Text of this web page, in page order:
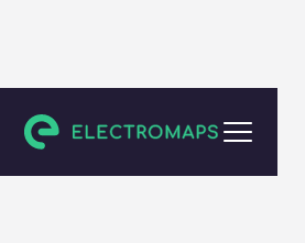
Bergschenhoek